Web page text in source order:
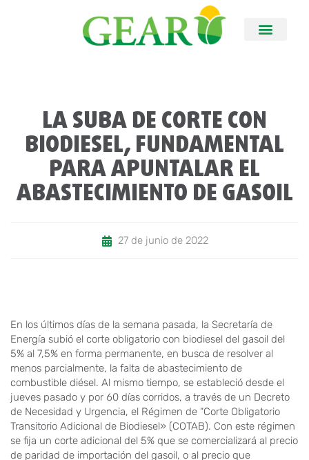
LA SUBA DE CORTE CON
BIODIESEL, FUNDAMENTAL
PARA APUNTALAR EL
ABASTECIMIENTO DE GASOIL
27 de junio de 2022
En los últimos días de la semana pasada, la Secretaría de
Energía subió el corte obligatorio con biodiesel del gasoil del
5% al 7,5% en forma permanente, en busca de resolver al
menos parcialmente, la falta de abastecimiento de
combustible diésel. Al mismo tiempo, se estableció desde el
jueves pasado y por 60 días corridos, a través de un Decreto
de Necesidad y Urgencia, el Régimen de “Corte Obligatorio
Transitorio Adicional de Biodiesel» (COTAB). Con este régimen
se fija un corte adicional del 5% que se comercializará al precio
de paridad de importación del gasoil, o al precio que